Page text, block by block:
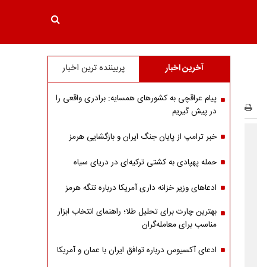
آخرین اخبار پربیننده ترین اخبار
پیام عراقچی به کشورهای همسایه: برادری واقعی را
در پیش گیریم
خبر ترامپ از پایان جنگ ایران و بازگشایی هرمز
حمله پهپادی به کشتی ترکیه‌ای در دریای سیاه
ادعاهای وزیر خزانه داری آمریکا درباره تنگه هرمز
بهترین چارت برای تحلیل طلا؛ راهنمای انتخاب ابزار
مناسب برای معامله‌گران
ادعای آکسیوس درباره توافق ایران با عمان و آمریکا